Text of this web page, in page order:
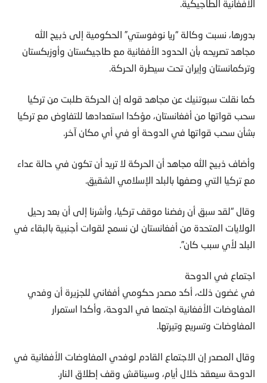
الأفغانية الطاجيكية.
بدورها، نسبت وكالة “ريا نوفوستي” الحكومية إلى ذبيح الله
مجاهد تصريحه بأن الحدود الأفغانية مع طاجيكستان وأوزبكستان
وتركمانستان وإيران تحت سيطرة الحركة.
كما نقلت سبوتنيك عن مجاهد قوله إن الحركة طلبت من تركيا
سحب قواتها من أفغانستان، مؤكدا استعدادها للتفاوض مع تركيا
بشأن سحب قواتها في الدوحة أو في أي مكان آخر.
وأضاف ذبيح الله مجاهد أن الحركة لا تريد أن تكون في حالة عداء
مع تركيا التي وصفها بالبلد الإسلامي الشقيق.
وقال “لقد سبق أن رفضنا موقف تركيا، وأشرنا إلى أن بعد رحيل
الولايات المتحدة من أفغانستان لن نسمح لقوات أجنبية بالبقاء في
البلد لأي سبب كان”.
اجتماع في الدوحة
في غضون ذلك، أكد مصدر حكومي أفغاني للجزيرة أن وفدي
المفاوضات الأفغانية اجتمعا في الدوحة، وأكدا استمرار
المفاوضات وتسريع وتيرتها.
وقال المصدر إن الاجتماع القادم لوفدي المفاوضات الأفغانية في
الدوحة سيعقد خلال أيام، وسيناقش وقف إطلاق النار.